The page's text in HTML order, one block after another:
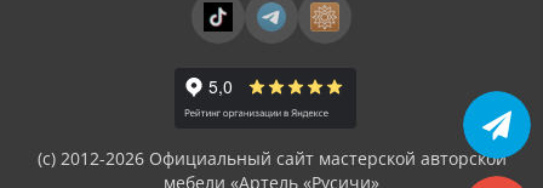
(с) 2012-2026 Официальный сайт мастерской авторской
мебели «Артель «Русичи»